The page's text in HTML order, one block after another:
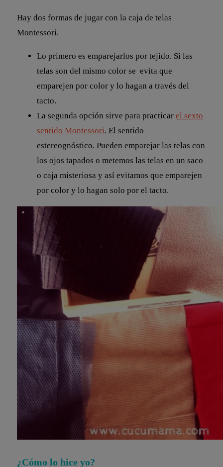
Hay dos formas de jugar con la caja de telas
Montessori.
Lo primero es emparejarlos por tejido. Si las
telas son del mismo color se evita que
emparejen por color y lo hagan a través del
tacto.
La segunda opción sirve para practicarel sexto
sentido Montessori. El sentido
estereognóstico. Pueden emparejar las telas con
los ojos tapados o metemos las telas en un saco
o caja misteriosa y así evitamos que emparejen
por color y lo hagan solo por el tacto.
¿Cómo lo hice yo?